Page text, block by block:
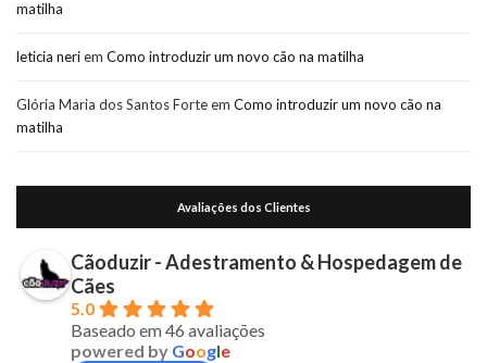
matilha
leticia neriem Como introduzir um novo cão na matilha
Glória Maria dos Santos Forteem Como introduzir um novo cão na
matilha
Avaliações dos Clientes
Cãoduzir - Adestramento & Hospedagem de
Cães
5.0
Baseado em 46 avaliações
powered by Google